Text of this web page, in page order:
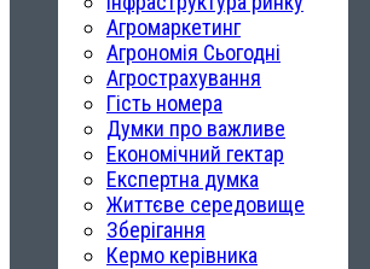
Агромаркетинг
Агрономія Сьогодні
Агрострахування
Гість номера
Думки про важливе
Економічний гектар
Експертна думка
Життєве середовище
Зберігання
Кермо керівника